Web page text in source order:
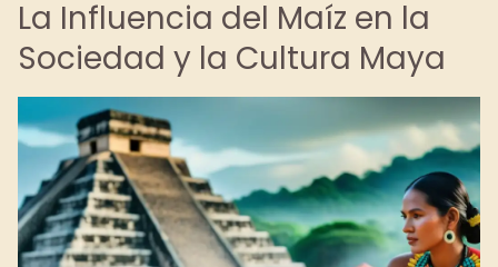
La Influencia del Maíz en la
Sociedad y la Cultura Maya